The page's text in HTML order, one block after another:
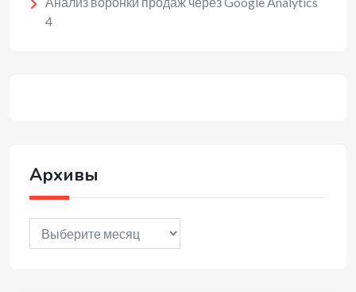
4
Архивы
Архивы